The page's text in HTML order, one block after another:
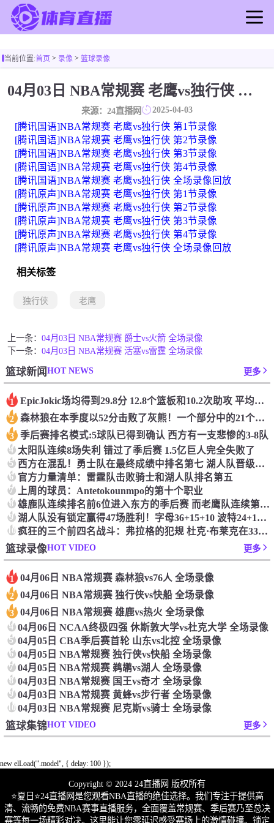
足球直播
足球录像
足球新闻
篮球新闻
当前位置:首页> 录像 > 篮球录像
04月03日 NBA常规赛 老鹰vs独行侠 全场录像
来源：24直播网 2025-04-03
[腾讯国语]NBA常规赛 老鹰vs独行侠 第1节录像
[腾讯国语]NBA常规赛 老鹰vs独行侠 第2节录像
[腾讯国语]NBA常规赛 老鹰vs独行侠 第3节录像
[腾讯国语]NBA常规赛 老鹰vs独行侠 第4节录像
[腾讯国语]NBA常规赛 老鹰vs独行侠 全场录像回放
[腾讯原声]NBA常规赛 老鹰vs独行侠 第1节录像
[腾讯原声]NBA常规赛 老鹰vs独行侠 第2节录像
[腾讯原声]NBA常规赛 老鹰vs独行侠 第3节录像
[腾讯原声]NBA常规赛 老鹰vs独行侠 第4节录像
[腾讯原声]NBA常规赛 老鹰vs独行侠 全场录像回放
相关标签
独行侠 老鹰
上一条： 04月03日 NBA常规赛 爵士vs火箭 全场录像
下一条： 04月03日 NBA常规赛 活塞vs雷霆 全场录像
篮球新闻HOT NEWS 更多
1 Epic️Jokic场均得到29.8分 12.8个篮板和10.2次助攻 平均三双很容易吗？
2 森林狼在本季度以52分击败了灰熊！一个部分中的21个中有18个！骑着摇头丸的战士第六 湖船不舒服
3 季后赛排名模式:5球队已得到确认 西方有一支悲惨的3-8队
4 太阳队连续8场失利 错过了季后赛 1.5亿巨人完全失败了
5 西方在混乱！勇士队在最终成绩中排名第七 湖人队晋级季后赛 火箭向快船送了礼物
6 官方力量清单：雷霆队击败骑士和湖人队排名第五
7 上周的球员：Antetokounmpo的第十个职业
8 雄鹿队连续排名前6位进入东方的季后赛 而老鹰队连续第四年在季后赛中踢球
9 湖人队没有锁定赢得47场胜利！字母36+15+10 波特24+12+8 42胜利以锁定季后赛
10 疯狂的三个前四名战斗：弗拉格的犯规 杜克·布莱克在33秒的惊喜中出现了
篮球录像HOT VIDEO 更多
1 04月06日 NBA常规赛 森林狼vs76人 全场录像
2 04月06日 NBA常规赛 独行侠vs快船 全场录像
3 04月06日 NBA常规赛 雄鹿vs热火 全场录像
4 04月06日 NCAA终极四强 休斯敦大学vs杜克大学 全场录像
5 04月05日 CBA季后赛首轮 山东vs北控 全场录像
6 04月05日 NBA常规赛 独行侠vs快船 全场录像
7 04月05日 NBA常规赛 鹈鹕vs湖人 全场录像
8 04月03日 NBA常规赛 国王vs奇才 全场录像
9 04月03日 NBA常规赛 黄蜂vs步行者 全场录像
1004月03日 NBA常规赛 尼克斯vs骑士 全场录像
篮球集锦HOT VIDEO 更多
new elLoad(".model", { delay: 100 });
Copyright © 2024 24直播网 版权所有
⭐️夏日⭐24直播网是您观看NBA直播的绝佳选择。我们专注于提供高
清、流畅的免费NBA赛事直播服务，全面覆盖常规赛、季后赛乃至总决
赛等每一场精彩对决。这里能让您零延迟感受赛场上的激情碰撞。锁定